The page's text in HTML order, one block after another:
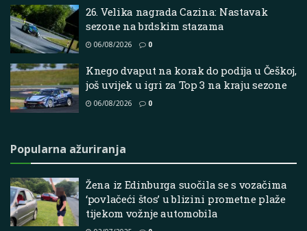
26. Velika nagrada Cazina: Nastavak
sezone na brdskim stazama
06/08/2026 0
Knego dvaput na korak do podija u Češkoj,
još uvijek u igri za Top 3 na kraju sezone
06/08/2026 0
Popularna ažuriranja
Žena iz Edinburga suočila se s vozačima
‘povlačeći štos’ u blizini prometne plaže
tijekom vožnje automobila